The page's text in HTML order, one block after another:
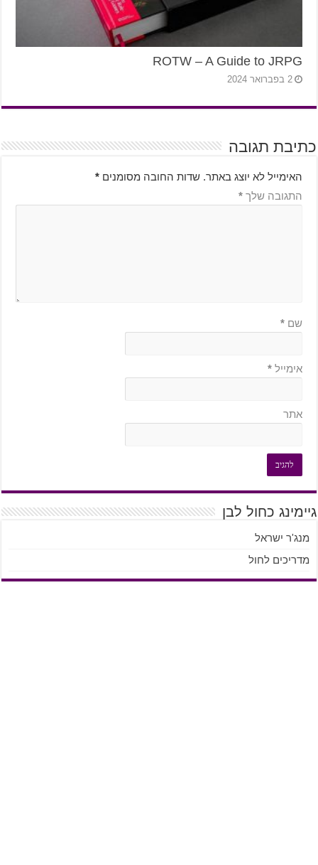
ROTW – A Guide to JRPG
2 בפברואר 2024
כתיבת תגובה
האימייל לא יוצג באתר. שדות החובה מסומנים *
התגובה שלך *
שם *
אימייל *
אתר
גיימינג כחול לבן
מנג'ר ישראל
מדריכים לחול